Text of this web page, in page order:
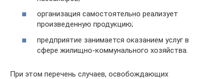
организация самостоятельно реализует
произведенную продукцию;
предприятие занимается оказанием услуг в
сфере жилищно-коммунального хозяйства.
При этом перечень случаев, освобождающих